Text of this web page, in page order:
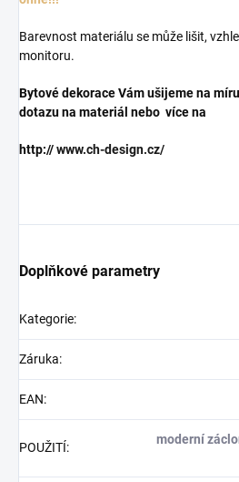
Barevnost materiálu se může lišit,
monitoru.
Bytové dekorace Vám ušijeme na
dotazu na materiál nebo více na
http://www.ch-design.cz/
Doplňkové parametry
Kategorie:
Záruka:
EAN:
POUŽITÍ:
moderní